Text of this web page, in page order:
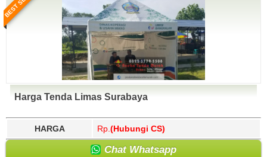
Harga Tenda Limas Surabaya
HARGA Rp. (Hubungi CS)
Chat Whatsapp